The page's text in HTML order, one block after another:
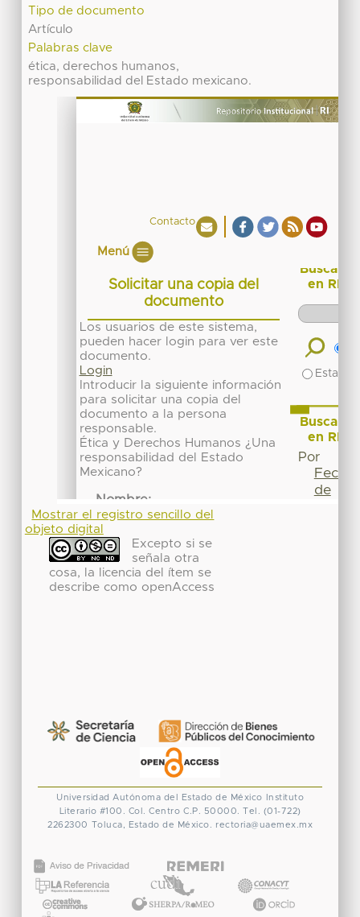
Tipo de documento
Artículo
Palabras clave
ética, derechos humanos,
responsabilidad del Estado mexicano.
Mostrar el registro sencillo del
objeto digital
Excepto si se
señala otra
cosa, la licencia del ítem se
describe como openAccess
Universidad Autónoma del Estado de México
Instituto
Literario #100. Col. Centro C.P. 50000. Tel. (01-722)
2262300 Toluca, Estado de México. rectoria@uaemex.mx